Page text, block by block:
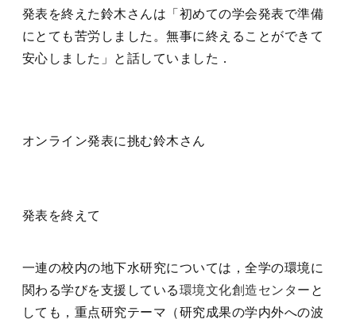
発表を終えた鈴木さんは「初めての学会発表で準備
にとても苦労しました。無事に終えることができて
安心しました」と話していました．
オンライン発表に挑む鈴木さん
発表を終えて
一連の校内の地下水研究については，全学の環境に
関わる学びを支援している環境文化創造センター と
しても，重点研究テーマ（研究成果の学内外への波